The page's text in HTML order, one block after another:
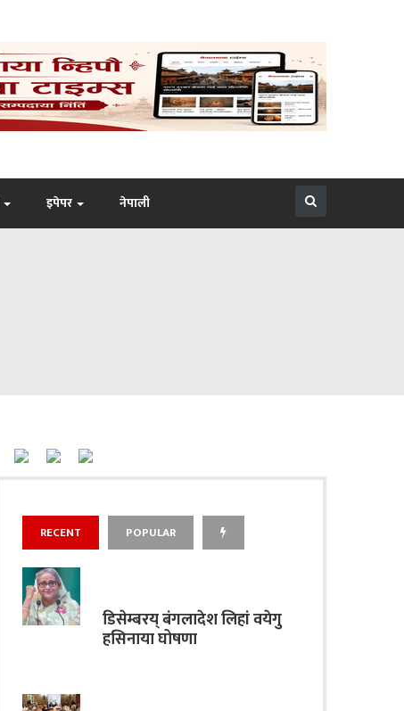
इपेपर नेपाली
RECENT POPULAR
डिसेम्बरय् बंगलादेश लिहां वयेगु
हसिनाया घोषणा